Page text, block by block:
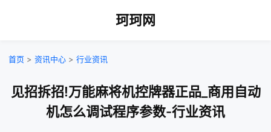
珂珂网
首页 > 资讯中心 > 行业资讯
见招拆招!万能麻将机控牌器正品_商用自动
机怎么调试程序参数-行业资讯